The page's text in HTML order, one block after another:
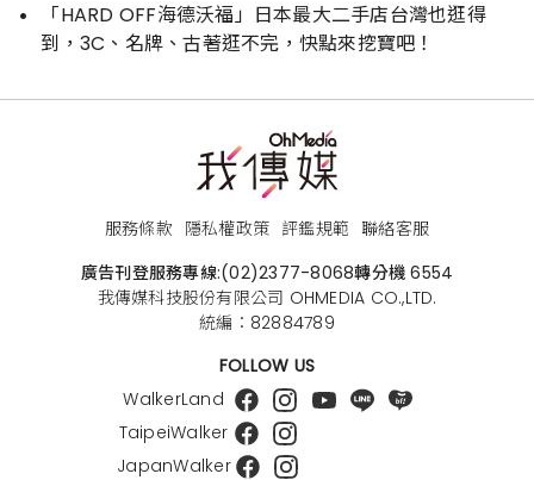
「HARD OFF海德沃福」日本最大二手店台灣也逛得
到，3C、名牌、古著逛不完，快點來挖寶吧！
服務條款 隱私權政策 評鑑規範 聯絡客服
廣告刊登服務專線:(02)2377-8068轉分機 6554
我傳媒科技股份有限公司 OHMEDIA CO.,LTD.
統編：82884789
FOLLOW US
WalkerLand
TaipeiWalker
JapanWalker